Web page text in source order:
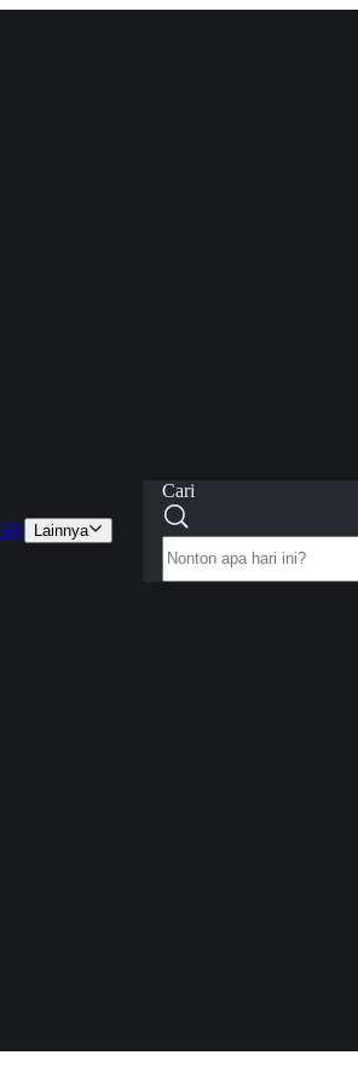
Lainnya
Cari